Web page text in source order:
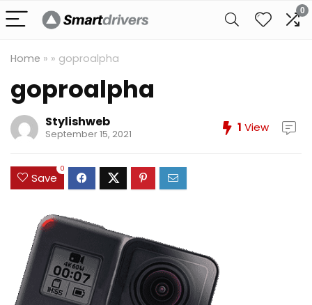
0
Home » » goproalpha
goproalpha
Stylishweb
September 15, 2021 1 View
Save
0